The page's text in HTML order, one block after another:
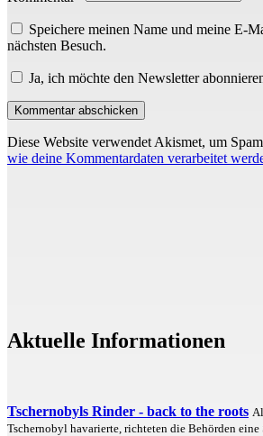
Speichere meinen Name und meine E-
nächsten Besuch.
Ja, ich möchte den Newsletter
Diese Website verwendet Akismet, um
wie deine Kommentardaten verarbeitet
Aktuelle Informationen
Tschernobyls Rinder - back to the roots
Tschernobyl havarierte, richteten die Behörden eine